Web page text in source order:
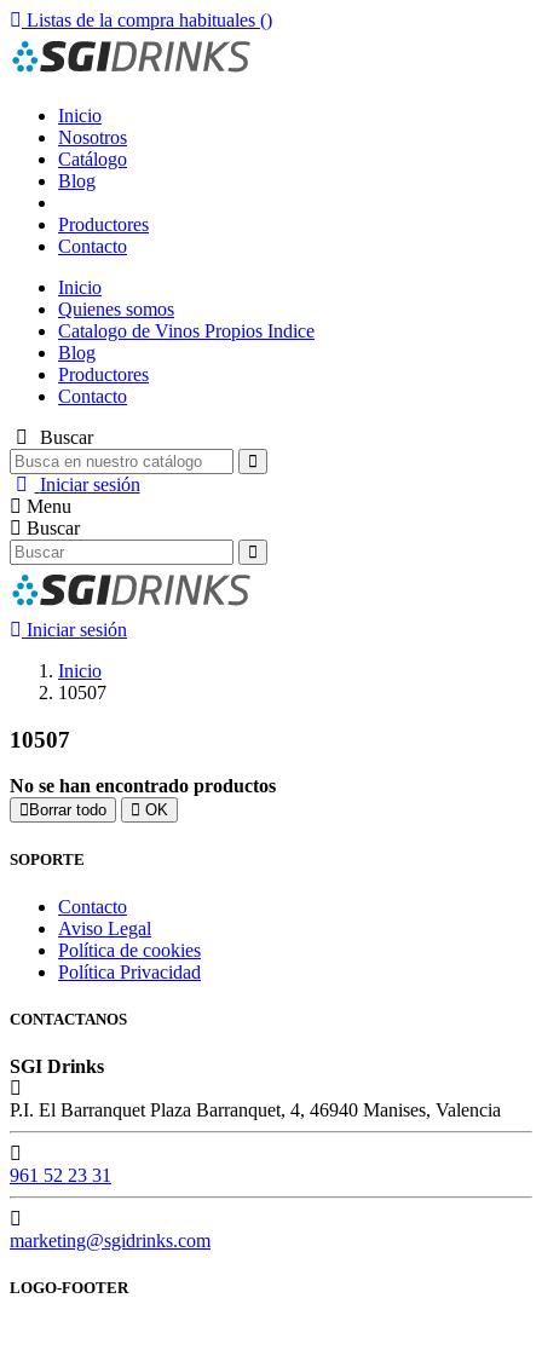
Listas de la compra habituales ()
Inicio
Nosotros
Catálogo
Blog
Productores
Contacto
Inicio
Quienes somos
Catalogo de Vinos Propios Indice
Blog
Productores
Contacto
Buscar
Iniciar sesión
Menu
Buscar
Iniciar sesión
Inicio
10507
10507
No se han encontrado productos
Borrar todo OK
SOPORTE
Contacto
Aviso Legal
Política de cookies
Política Privacidad
CONTACTANOS
SGI Drinks
P.I. El Barranquet Plaza Barranquet, 4, 46940 Manises, Valencia
961 52 23 31
marketing@sgidrinks.com
LOGO-FOOTER